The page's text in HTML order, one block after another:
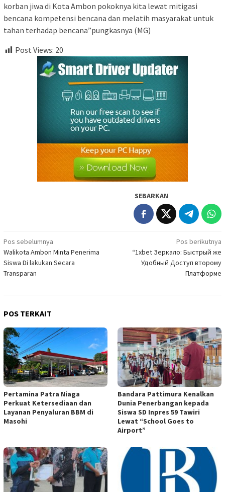
korban jiwa di Kota Ambon pokoknya kita lewat mitigasi
bencana kompetensi bencana dan melatih masyarakat untuk
tahan terhadap bencana”pungkasnya (MG)
Post Views: 20
SEBARKAN
Navigasi
pos
Pos sebelumnya
Walikota Ambon Minta Penerima
Siswa Di lakukan Secara
Transparan
Pos berikutnya
“1xbet Зеркало: Быстрый же
Удобный Доступ второму
Платформе
POS TERKAIT
Pertamina Patra Niaga
Perkuat Ketersediaan dan
Layanan Penyaluran BBM di
Masohi
Bandara Pattimura Kenalkan
Dunia Penerbangan kepada
Siswa SD Inpres 59 Tawiri
Lewat “School Goes to
Airport”